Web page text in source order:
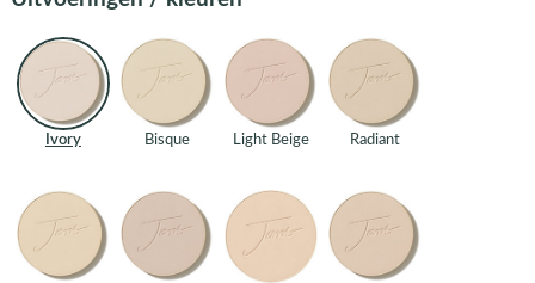
Ivory Bisque Light Beige Radiant